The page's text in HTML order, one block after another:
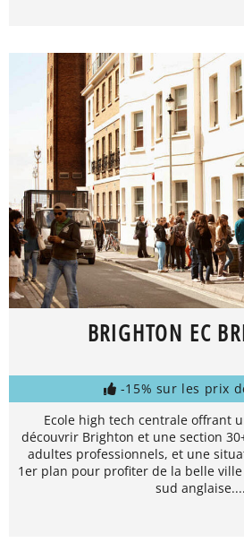
BRIGHTON EC
-15% sur les prix
Ecole high tech centrale offrant
découvrir Brighton et une section
adultes professionnels, et une
1er plan pour profiter de la belle
sud anglaise....